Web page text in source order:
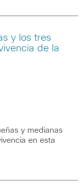
y los tres
de la
y medianas
en esta